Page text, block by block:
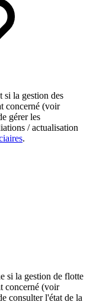
si la gestion des
concerné (voir
gérer les
/ actualisation
.
si la gestion de flotte
concerné (voir
consulter l'état de la